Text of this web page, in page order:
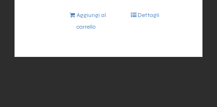
Aggiungi al
carrello
Dettagli